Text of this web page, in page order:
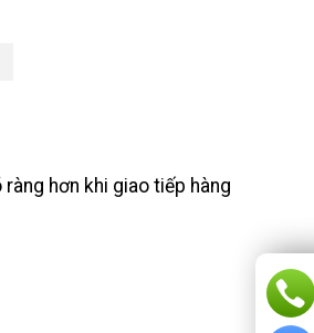
hơn khi giao tiếp hàng